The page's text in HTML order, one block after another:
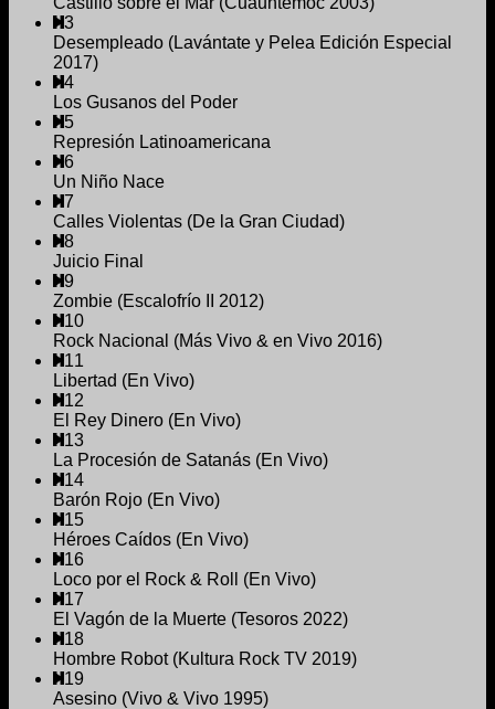
3
Desempleado (Lavántate y Pelea Edición Especial
2017)
4
Los Gusanos del Poder
5
Represión Latinoamericana
6
Un Niño Nace
7
Calles Violentas (De la Gran Ciudad)
8
Juicio Final
9
Zombie (Escalofrío II 2012)
10
Rock Nacional (Más Vivo & en Vivo 2016)
11
Libertad (En Vivo)
12
El Rey Dinero (En Vivo)
13
La Procesión de Satanás (En Vivo)
14
Barón Rojo (En Vivo)
15
Héroes Caídos (En Vivo)
16
Loco por el Rock & Roll (En Vivo)
17
El Vagón de la Muerte (Tesoros 2022)
18
Hombre Robot (Kultura Rock TV 2019)
19
Asesino (Vivo & Vivo 1995)